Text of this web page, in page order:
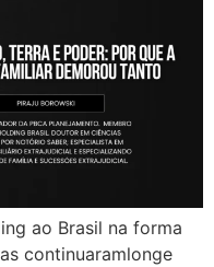
ao Brasil na forma
continuaramlonge